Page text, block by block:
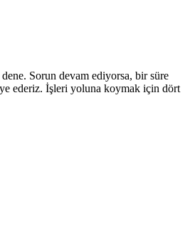
Sorun devam ediyorsa, bir süre
ederiz. İşleri yoluna koymak için dört